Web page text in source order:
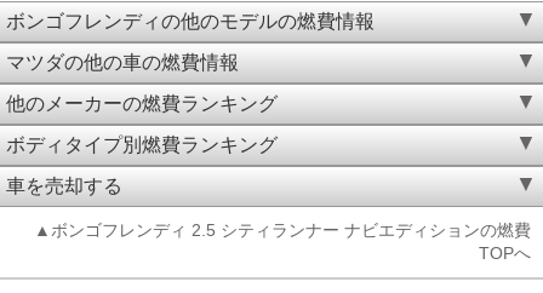
ボンゴフレンディの他のモデルの燃費情報
マツダの他の車の燃費情報
他のメーカーの燃費ランキング
ボディタイプ別燃費ランキング
車を売却する
▲ボンゴフレンディ 2.5 シティランナー ナビエディションの燃費
TOPへ